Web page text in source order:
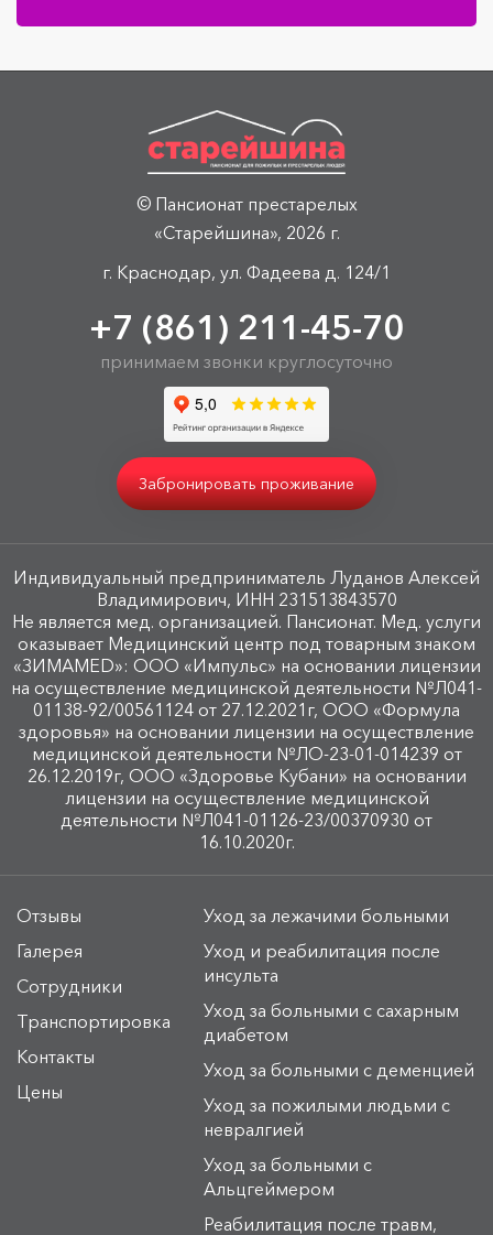
© Пансионат престарелых
«Старейшина», 2026 г.
г. Краснодар, ул. Фадеева д. 124/1
+7 (861) 211-45-70
принимаем звонки круглосуточно
Забронировать проживание
Индивидуальный предприниматель Луданов Алексей
Владимирович, ИНН 231513843570
Не является мед. организацией. Пансионат. Мед. услуги
оказывает Медицинский центр под товарным знаком
«ЗИМАMED»: ООО «Импульс» на основании лицензии
на осуществление медицинской деятельности №Л041-
01138-92/00561124 от 27.12.2021г, ООО «Формула
здоровья» на основании лицензии на осуществление
медицинской деятельности №ЛО-23-01-014239 от
26.12.2019г, ООО «Здоровье Кубани» на основании
лицензии на осуществление медицинской
деятельности №Л041-01126-23/00370930 от
16.10.2020г.
Отзывы
Галерея
Сотрудники
Транспортировка
Контакты
Цены
Уход за лежачими больными
Уход и реабилитация после
инсульта
Уход за больными с сахарным
диабетом
Уход за больными с деменцией
Уход за пожилыми людьми с
невралгией
Уход за больными с
Альцгеймером
Реабилитация после травм,